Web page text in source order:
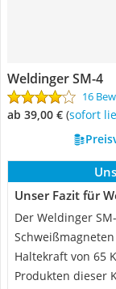
Weldinger SM-4
16
ab 39,00 € ( Sofort
Unser Fazit für
Der Weldinger
Haltekraft von 65
Produkten dieser